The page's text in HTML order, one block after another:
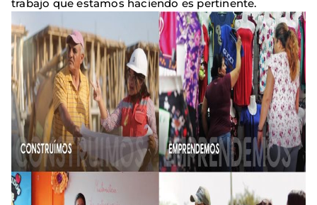
trabajo que estamos haciendo es pertinente.